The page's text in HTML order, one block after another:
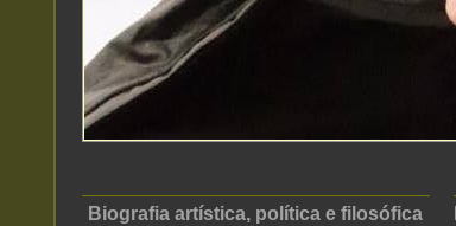
Biografia artística, política e filosófica